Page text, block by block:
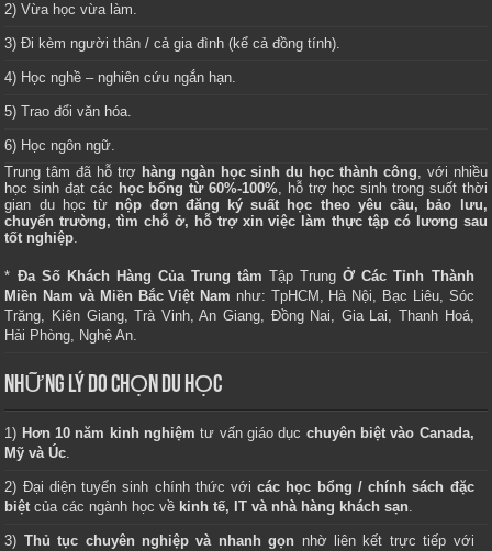
2) Vừa học vừa làm.
3) Đi kèm người thân / cả gia đình (kể cả đồng tính).
4) Học nghề – nghiên cứu ngắn hạn.
5) Trao đổi văn hóa.
6) Học ngôn ngữ.
Trung tâm đã hỗ trợ hàng ngàn học sinh du học thành công, với nhiều
học sinh đạt các học bổng từ 60%-100%, hỗ trợ học sinh trong suốt thời
gian du học từ nộp đơn đăng ký suất học theo yêu cầu, bảo lưu,
chuyển trường, tìm chỗ ở, hỗ trợ xin việc làm thực tập có lương sau
tốt nghiệp.
* Đa Số Khách Hàng Của Trung tâm Tập TrungỞ Các Tỉnh Thành
Miền Nam và Miền Bắc Việt Nam như: TpHCM, Hà Nội, Bạc Liêu, Sóc
Trăng, Kiên Giang, Trà Vinh, An Giang, Đồng Nai, Gia Lai, Thanh Hoá,
Hải Phòng, Nghệ An.
NHỮNG LÝ DO CHỌN DU HỌC
1) Hơn 10 năm kinh nghiệm tư vấn giáo dục chuyên biệt vào Canada,
Mỹ và Úc.
2) Đại diện tuyển sinh chính thức vớicác học bổng / chính sách đặc
biệt của các ngành học về kinh tế, IT và nhà hàng khách sạn.
3) Thủ tục chuyên nghiệp và nhanh gọn nhờ liên kết trực tiếp với